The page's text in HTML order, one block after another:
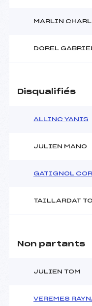
MARLIN
DOREL
Disqualifiés
ALLINC YANIS
JULIEN MANO
GATIGNOL
TAILLARDAT
Non partants
JULIEN TOM
VEREMES